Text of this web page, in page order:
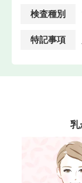
検査種別
特記事項
乳